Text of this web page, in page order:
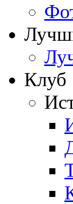
Клуб